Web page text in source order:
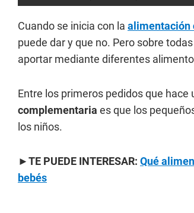
Cuando se inicia con la alimentación
puede dar y que no. Pero sobre
aportar mediante diferentes
Entre los primeros pedidos que
complementaria es que los
los niños.
►TE PUEDE INTERESAR: Qué
bebés